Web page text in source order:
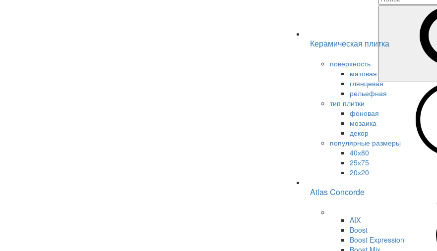
Керамическая плитка
поверхность
матовая
глянцевая
рельефная
тип плитки
фоновая
мозаика
декор
популярные размеры
40х80
25х75
20х20
Atlas Concorde
AIX
Boost
Boost Expression